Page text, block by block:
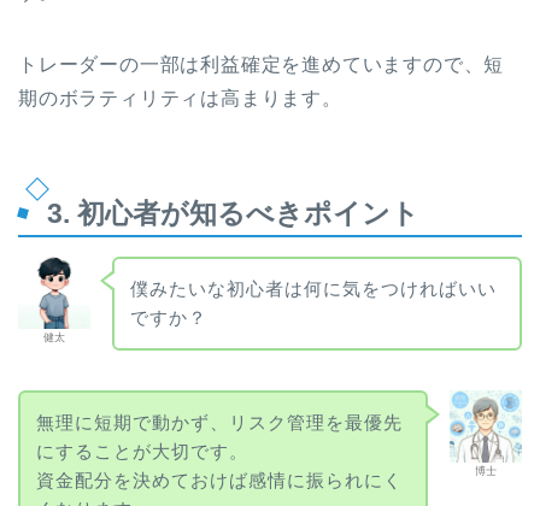
トレーダーの一部は利益確定を進めていますので、短
期のボラティリティは高まります。
3. 初心者が知るべきポイント
健太
僕みたいな初心者は何に気をつければいい
ですか？
博士
無理に短期で動かず、リスク管理を最優先
にすることが大切です。
資金配分を決めておけば感情に振られにく